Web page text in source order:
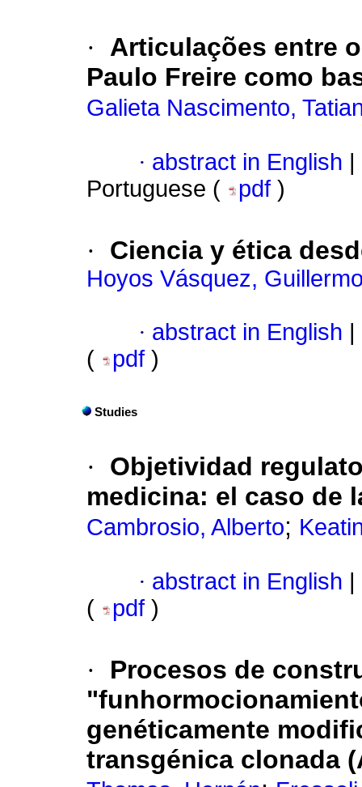
·
Articulações entre
Paulo Freire como
Galieta Nascimento,
· abstract in English
Portuguese (
pdf )
· Ciencia y ética
Hoyos Vásquez,
· abstract in English
(
pdf )
Studies
·
Objetividad
medicina: el caso de
Cambrosio, Alberto;
· abstract in English
(
pdf )
·
Procesos de
genéticamente
transgénica clonada